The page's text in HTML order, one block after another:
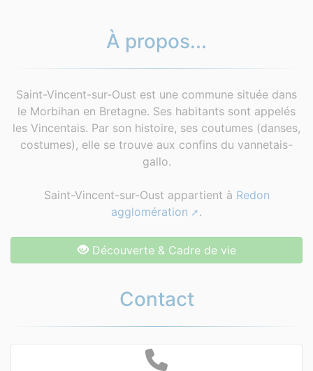
À propos...
Saint-Vincent-sur-Oust est une commune située dans
le Morbihan en Bretagne. Ses habitants sont appelés
les Vincentais. Par son histoire, ses coutumes (danses,
costumes), elle se trouve aux confins du vannetais-
gallo.
Saint-Vincent-sur-Oust appartient à Redon
agglomération
.
Découverte & Cadre de vie
Contact